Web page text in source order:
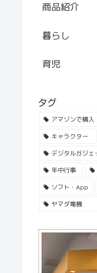
商品紹介
暮らし
育児
タグ
アマゾンで購入
キャラクター
デジタルガジェ
年中行事
ソフト・App
ヤマダ電機